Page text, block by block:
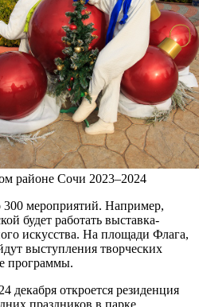
районе Сочи 2023–2024
300 мероприятий. Например,
будет работать выставка-
искусства. На площади Флага,
выступления творческих
программы.
откроется резиденция